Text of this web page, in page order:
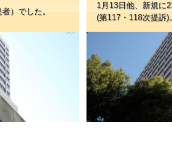
）でした。
1月13日他、新規に
(第117・118次提訴)